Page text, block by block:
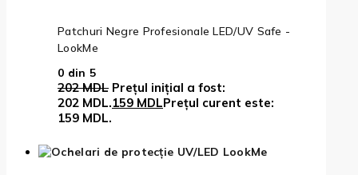
Patchuri Negre Profesionale LED/UV Safe -
LookMe
0 din 5
202MDL Prețul inițial a fost:
202 MDL.159 MDLPrețul curent este:
159 MDL.